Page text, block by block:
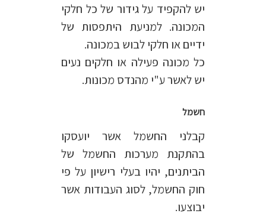
יש להקפיד על גידור של כל חלקי
המכונה. למניעת היתפסות של
ידיים או חלקי לבוש במכונה.
כל מכונה פעילה או חלקים נעים
יש לאשר ע"י מהנדס מכונות.
חשמל
קבלני החשמל אשר יועסקו
בהתקנת מערכות החשמל של
הביתנים, יהיו בעלי רישיון על פי
חוק החשמל, לסוג העבודות אשר
יבוצעו.